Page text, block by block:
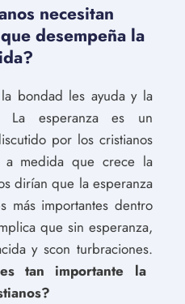
necesitan
desempeña la
bondad les ayuda y la
La esperanza es un
por los cristianos
medida que crece la
dirían que la esperanza
más importantes dentro
que sin esperanza,
y scon turbraciones.
tan importante la